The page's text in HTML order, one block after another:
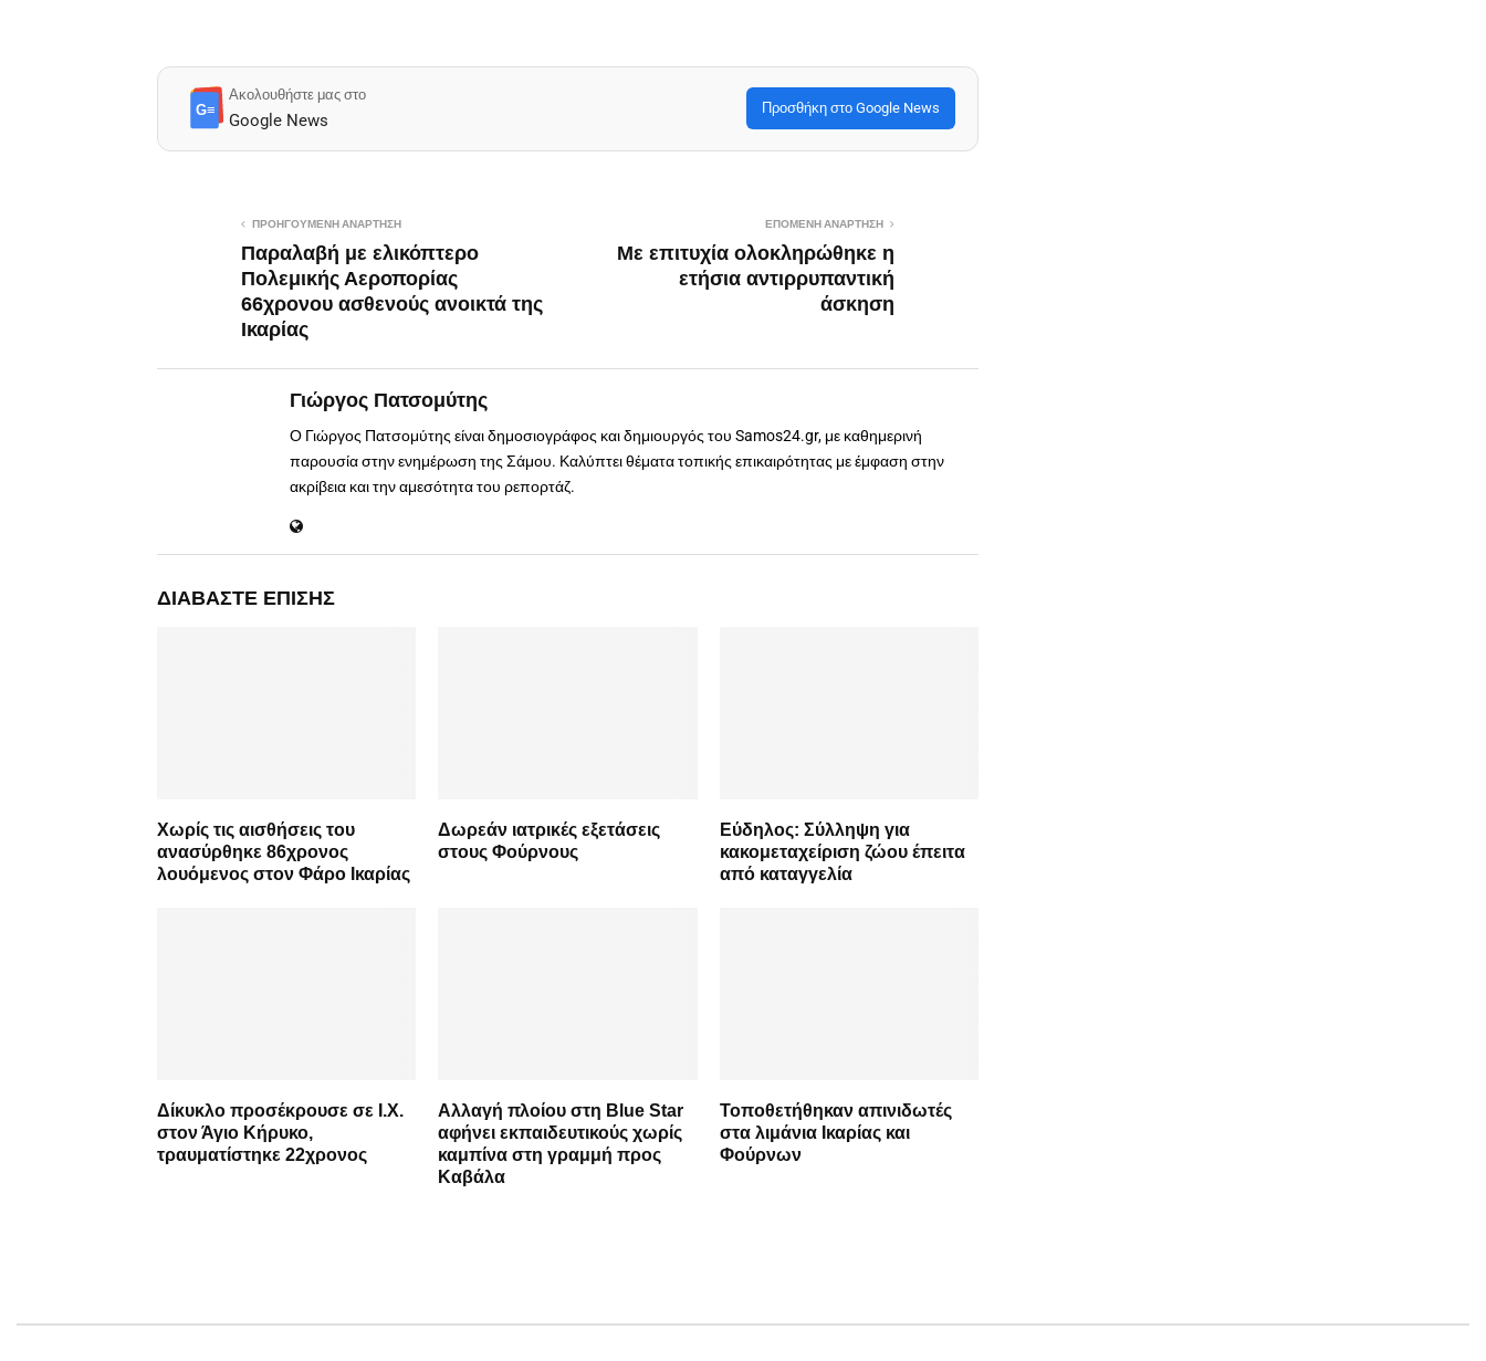
G≡
Ακολουθήστε μας στο
Google News
Προσθήκη στο Google News
ΠΡΟΗΓΟΎΜΕΝΗ ΑΝΆΡΤΗΣΗ
Παραλαβή με ελικόπτερο
Πολεμικής Αεροπορίας
66χρονου ασθενούς ανοικτά της
Ικαρίας
ΕΠΌΜΕΝΗ ΑΝΆΡΤΗΣΗ
Με επιτυχία ολοκληρώθηκε η
ετήσια αντιρρυπαντική
άσκηση
Γιώργος Πατσομύτης
Ο Γιώργος Πατσομύτης είναι δημοσιογράφος και δημιουργός του Samos24.gr, με καθημερινή
παρουσία στην ενημέρωση της Σάμου. Καλύπτει θέματα τοπικής επικαιρότητας με έμφαση στην
ακρίβεια και την αμεσότητα του ρεπορτάζ.
ΔΙΑΒΆΣΤΕ ΕΠΊΣΗΣ
Χωρίς τις αισθήσεις του
ανασύρθηκε 86χρονος
λουόμενος στον Φάρο Ικαρίας
Δωρεάν ιατρικές εξετάσεις
στους Φούρνους
Εύδηλος: Σύλληψη για
κακομεταχείριση ζώου έπειτα
από καταγγελία
Δίκυκλο προσέκρουσε σε Ι.Χ.
στον Άγιο Κήρυκο,
τραυματίστηκε 22χρονος
Αλλαγή πλοίου στη Blue Star
αφήνει εκπαιδευτικούς χωρίς
καμπίνα στη γραμμή προς
Καβάλα
Τοποθετήθηκαν απινιδωτές
στα λιμάνια Ικαρίας και
Φούρνων